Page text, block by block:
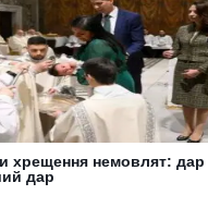
хрещення немовлят: дар
дар